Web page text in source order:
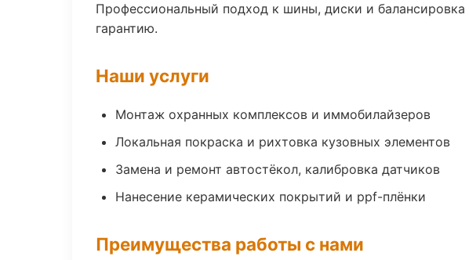
Профессиональный подход к шины, диски и
гарантию.
Наши услуги
Монтаж охранных комплексов и иммобилайзеров
Локальная покраска и рихтовка кузовных элементов
Замена и ремонт автостёкол, калибровка датчиков
Нанесение керамических покрытий и ppf-плёнки
Преимущества работы с нами